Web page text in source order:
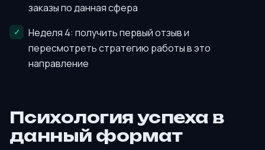
заказы по данная сфера
Неделя 4: получить первый отзыв и
пересмотреть стратегию работы в это
направление
Психология успеха в
данный формат